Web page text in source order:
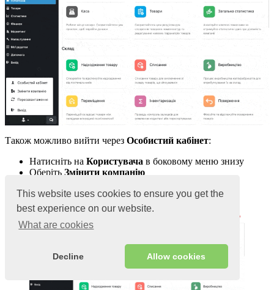
This website uses cookies to ensure you get the
best experience on our website.
What are cookies
Decline Allow cookies
Також можливо вийти через Особистий кабінет:
Натисніть на Користувача в боковому меню знизу
Оберіть Змінити компанію
ОберітьВийти та підтвердіть